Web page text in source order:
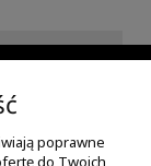
poprawne
do Twoich